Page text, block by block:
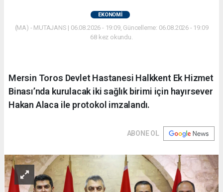
EKONOMİ
(MA) - MUTAJANS | 06.08.2026 - 19:09, Güncelleme: 06.08.2026 - 19:09
68 kez okundu.
Mersin Toros Devlet Hastanesi Halkkent Ek Hizmet
Binası’nda kurulacak iki sağlık birimi için hayırsever
Hakan Alaca ile protokol imzalandı.
ABONE OL